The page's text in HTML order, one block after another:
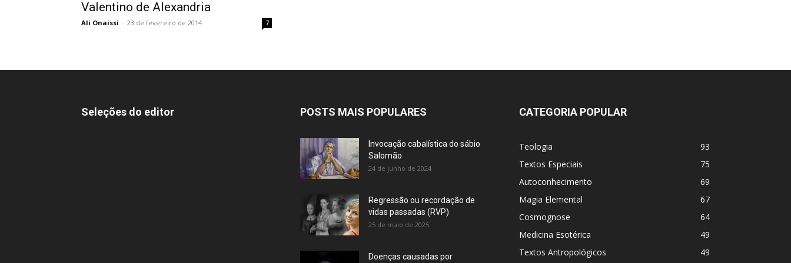
Valentino de Alexandria
Ali Onaissi - 23 de fevereiro de 2014 7
Seleções do editor POSTS MAIS POPULARES
Invocação cabalística do sábio
Salomão
24 de junho de 2024
Regressão ou recordação de
vidas passadas (RVP)
25 de maio de 2025
Doenças causadas por
CATEGORIA POPULAR
Teologia
93
Textos Especiais
75
Autoconhecimento
69
Magia Elemental
67
Cosmognose
64
Medicina Esotérica
49
Textos Antropológicos
49